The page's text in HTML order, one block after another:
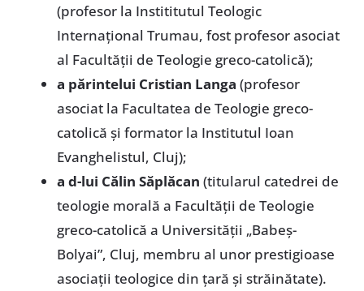
(profesor la Instititutul Teologic
Internaţional Trumau, fost profesor asociat
al Facultăţii de Teologie greco-catolică);
a părintelui Cristian Langa (profesor
asociat la Facultatea de Teologie greco-
catolică şi formator la Institutul Ioan
Evanghelistul, Cluj);
a d-lui Călin Săplăcan (titularul catedrei de
teologie morală a Facultăţii de Teologie
greco-catolică a Universităţii „Babeş-
Bolyai”, Cluj, membru al unor prestigioase
asociaţii teologice din ţară şi străinătate).